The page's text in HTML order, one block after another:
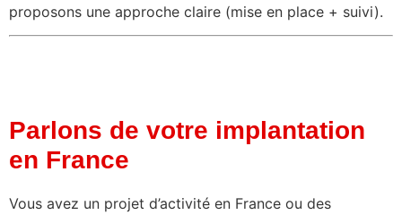
proposons une approche claire (mise en place + suivi).
Parlons de votre implantation
en France
Vous avez un projet d’activité en France ou des